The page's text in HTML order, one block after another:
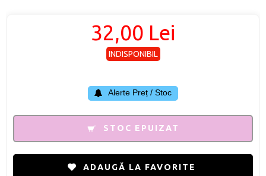
32,00 Lei
INDISPONIBIL
Alerte Preț / Stoc
STOC EPUIZAT
ADAUGĂ LA FAVORITE